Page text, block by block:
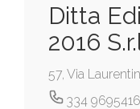
Ditta
2016
57, Via
334 9695416